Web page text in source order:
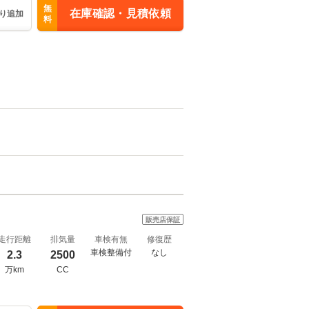
追加
無
料
在庫確認・見積依頼
販売店保証
行距離
2.3
万km
排気量
2500
CC
車検有無
車検整備付
修復歴
なし